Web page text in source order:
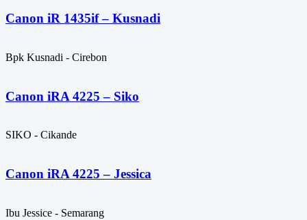
Canon iR 1435if – Kusnadi
Bpk Kusnadi - Cirebon
Canon iRA 4225 – Siko
SIKO - Cikande
Canon iRA 4225 – Jessica
Ibu Jessice - Semarang